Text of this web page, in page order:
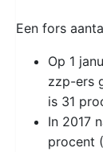
Een fors
Op 1
zzp-ers
is 31
In 2017
procent